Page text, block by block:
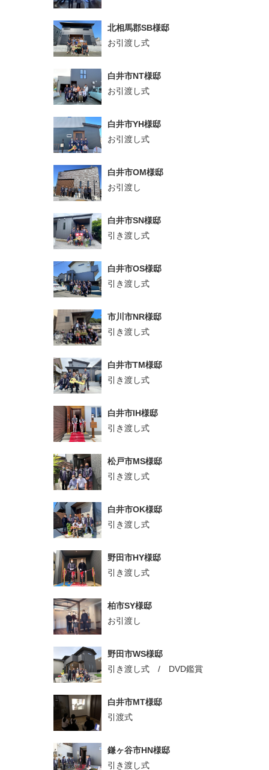
北相馬郡SB様邸
お引渡し式
白井市NT様邸
お引渡し式
白井市YH様邸
お引渡し式
白井市OM様邸
お引渡し
白井市SN様邸
引き渡し式
白井市OS様邸
引き渡し式
市川市NR様邸
引き渡し式
白井市TM様邸
引き渡し式
白井市IH様邸
引き渡し式
松戸市MS様邸
引き渡し式
白井市OK様邸
引き渡し式
野田市HY様邸
引き渡し式
柏市SY様邸
お引渡し
野田市WS様邸
引き渡し式 / DVD鑑賞
白井市MT様邸
引渡式
鎌ヶ谷市HN様邸
引き渡し式